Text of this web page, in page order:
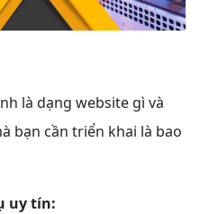
là dạng website gì và
bạn cần triển khai là bao
uy tín: